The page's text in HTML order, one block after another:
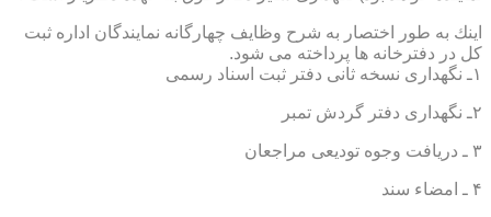
اینك به طور اختصار به شرح وظایف چهارگانه نمایندگان اداره ثبت
كل در دفترخانه ها پرداخته می شود.
۱ـ نگهداری نسخه ثانی دفتر ثبت اسناد رسمی
۲ـ نگهداری دفتر گردش تمبر
۳ ـ دریافت وجوه تودیعی مراجعان
۴ ـ امضاء سند